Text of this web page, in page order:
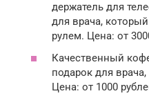
держатель для
для врача,
рулем. Цена: от
Качественный
подарок для
Цена: от 1000